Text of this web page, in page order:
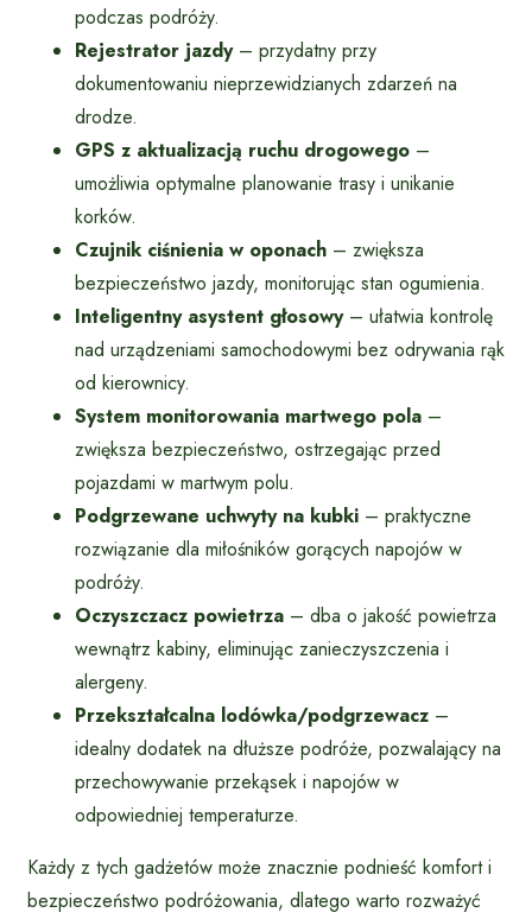
podczas podróży.
Rejestrator jazdy– przydatny przy
dokumentowaniu nieprzewidzianych zdarzeń na
drodze.
GPS z aktualizacją ruchu drogowego –
umożliwia optymalne planowanie trasy i unikanie
korków.
Czujnik ciśnienia w oponach – zwiększa
bezpieczeństwo jazdy, monitorując stan ogumienia.
Inteligentny asystent głosowy– ułatwia kontrolę
nad urządzeniami samochodowymi bez odrywania rąk
od kierownicy.
System monitorowania martwego pola –
zwiększa bezpieczeństwo, ostrzegając przed
pojazdami w martwym polu.
Podgrzewane uchwyty na kubki – praktyczne
rozwiązanie dla miłośników gorących napojów w
podróży.
Oczyszczacz powietrza – dba o jakość powietrza
wewnątrz kabiny, eliminując zanieczyszczenia i
alergeny.
Przekształcalna lodówka/podgrzewacz –
idealny dodatek na dłuższe podróże, pozwalający na
przechowywanie przekąsek i napojów w
odpowiedniej temperaturze.
Każdy z tych gadżetów może znacznie podnieść komfort i
bezpieczeństwo podróżowania, dlatego warto rozważyć